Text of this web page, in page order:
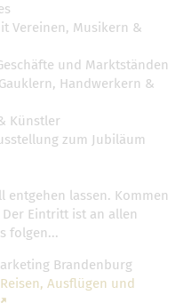
Vereinen, Musikern &
und Marktständen
Handwerkern &
Künstler
zum Jubiläum
entgehen lassen. Kommen
Eintritt ist an allen
folgen...
Brandenburg
Ausflügen und